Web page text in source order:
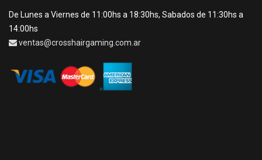
De Lunes a Viernes de 11:00hs a 18:30hs, Sabados de 11:30hs a
14:00hs
ventas@crosshairgaming.com.ar